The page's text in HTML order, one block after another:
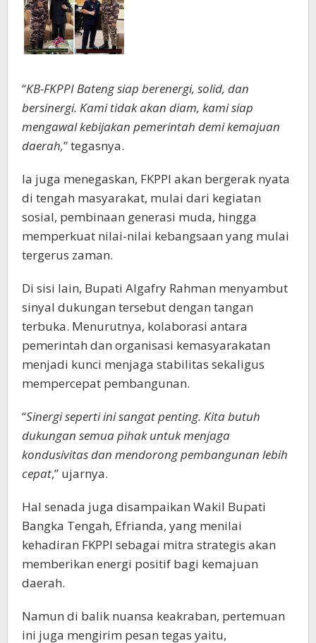
“KB-FKPPI Bateng siap berenergi, solid, dan
bersinergi. Kami tidak akan diam, kami siap
mengawal kebijakan pemerintah demi kemajuan
daerah,” tegasnya.
Ia juga menegaskan, FKPPI akan bergerak nyata
di tengah masyarakat, mulai dari kegiatan
sosial, pembinaan generasi muda, hingga
memperkuat nilai-nilai kebangsaan yang mulai
tergerus zaman.
Di sisi lain, Bupati Algafry Rahman menyambut
sinyal dukungan tersebut dengan tangan
terbuka. Menurutnya, kolaborasi antara
pemerintah dan organisasi kemasyarakatan
menjadi kunci menjaga stabilitas sekaligus
mempercepat pembangunan.
“Sinergi seperti ini sangat penting. Kita butuh
dukungan semua pihak untuk menjaga
kondusivitas dan mendorong pembangunan lebih
cepat,” ujarnya.
Hal senada juga disampaikan Wakil Bupati
Bangka Tengah, Efrianda, yang menilai
kehadiran FKPPI sebagai mitra strategis akan
memberikan energi positif bagi kemajuan
daerah.
Namun di balik nuansa keakraban, pertemuan
ini juga mengirim pesan tegas yaitu,